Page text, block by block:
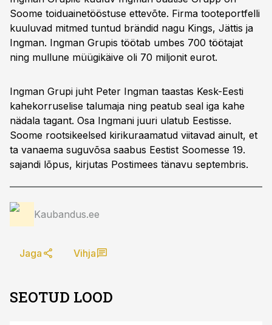
Soome toiduainetööstuse ettevõte. Firma tooteportfelli
kuuluvad mitmed tuntud brändid nagu Kings, Jättis ja
Ingman. Ingman Grupis töötab umbes 700 töötajat
ning mullune müügikäive oli 70 miljonit eurot.
Ingman Grupi juht Peter Ingman taastas Kesk-Eesti
kahekorruselise talumaja ning peatub seal iga kahe
nädala tagant. Osa Ingmani juuri ulatub Eestisse.
Soome rootsikeelsed kirikuraamatud viitavad ainult, et
ta vanaema suguvõsa saabus Eestist Soomesse 19.
sajandi lõpus, kirjutas Postimees tänavu septembris.
Kaubandus.ee
Jaga Vihja
SEOTUD LOOD